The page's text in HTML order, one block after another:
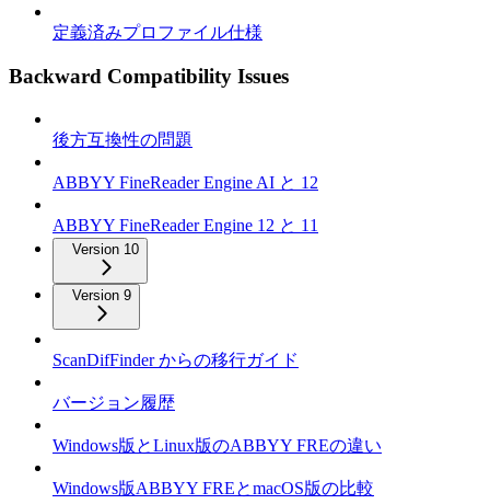
定義済みプロファイル仕様
Backward Compatibility Issues
後方互換性の問題
ABBYY FineReader Engine AI と 12
ABBYY FineReader Engine 12 と 11
Version 10
Version 9
ScanDifFinder からの移行ガイド
バージョン履歴
Windows版とLinux版のABBYY FREの違い
Windows版ABBYY FREとmacOS版の比較